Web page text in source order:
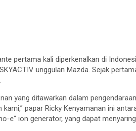
pertama kali diperkenalkan di
unggulan Mazda. Sejak
yang ditawarkan dalam
kami,” papar Ricky Kenyamanan ini
e” ion generator, yang dapat